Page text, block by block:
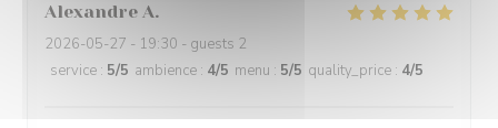
Alexandre A
2026-05-27 - 19:30 - guests 2
service : 5/5 ambience : 4/5 menu : 5/5 quality_price : 4/5